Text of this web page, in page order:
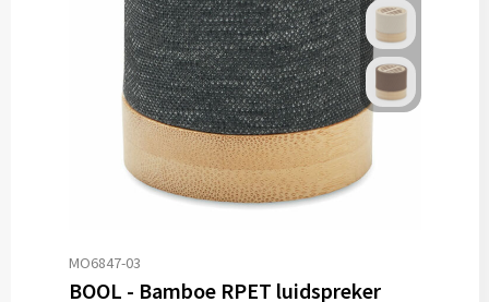
MO6847-03
BOOL - Bamboe RPET luidspreker